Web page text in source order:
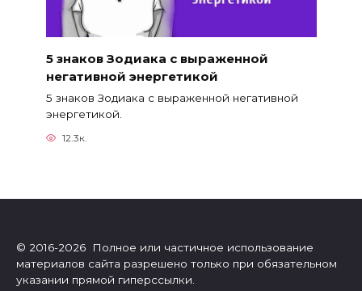
5 знаков Зодиака с выраженной
негативной энергетикой
5 знаков Зодиака с выраженной негативной
энергетикой.
12.3к.
© 2016-2026 Полное или частичное использование
материалов сайта разрешено только при обязательном
указании прямой гиперссылки.